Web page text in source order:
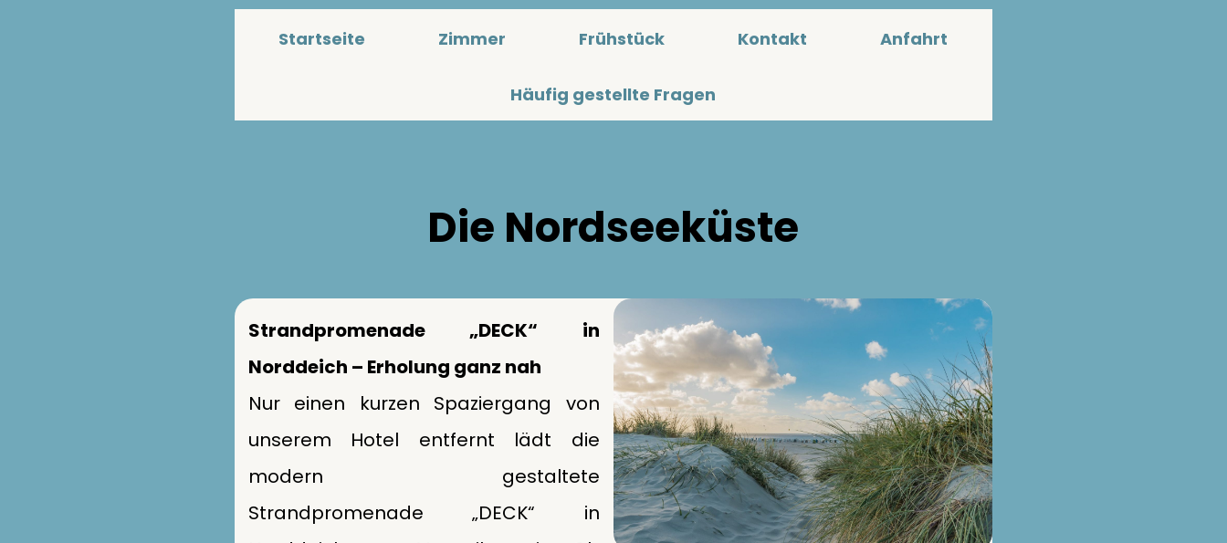
Startseite Zimmer Frühstück Kontakt Anfahrt
Häufig gestellte Fragen
Die Nordseeküste
Strandpromenade „DECK“ in
Norddeich – Erholung ganz nah
Nur einen kurzen Spaziergang von
unserem Hotel entfernt lädt die
modern gestaltete
Strandpromenade „DECK“ in